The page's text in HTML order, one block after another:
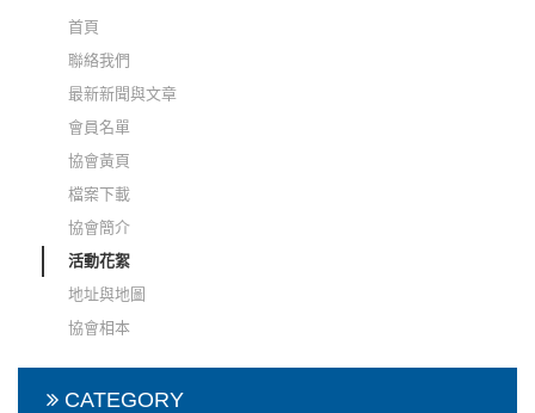
首頁
聯絡我們
最新新聞與文章
會員名單
協會黃頁
檔案下載
協會簡介
活動花絮
地址與地圖
協會相本
CATEGORY